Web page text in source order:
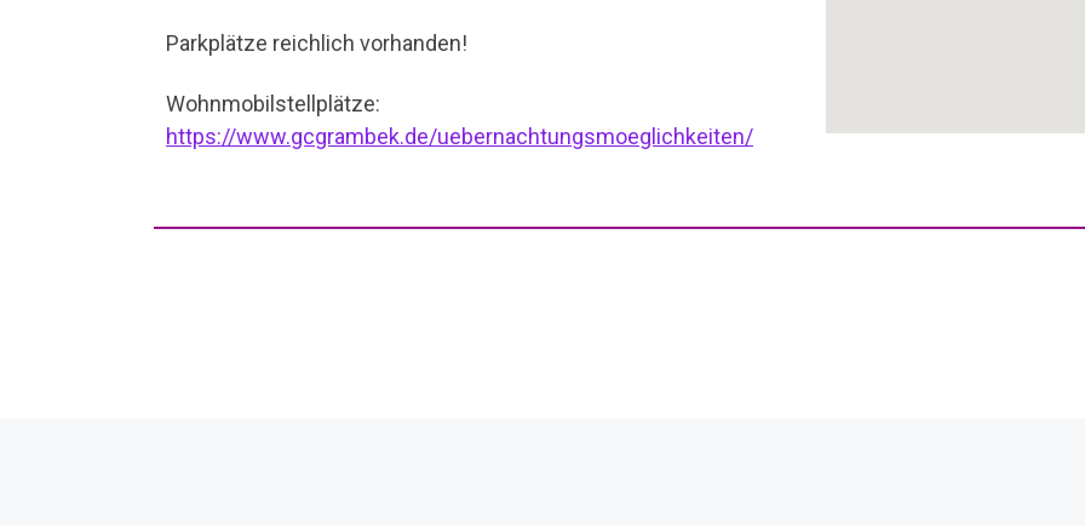
Parkplätze reichlich vorhanden!
Wohnmobilstellplätze:
https://www.gcgrambek.de/uebernachtungsmoeglichkeiten/